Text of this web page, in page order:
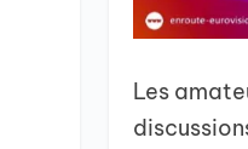
Les